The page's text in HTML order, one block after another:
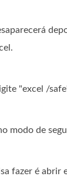
"excel /
modo de
fazer é